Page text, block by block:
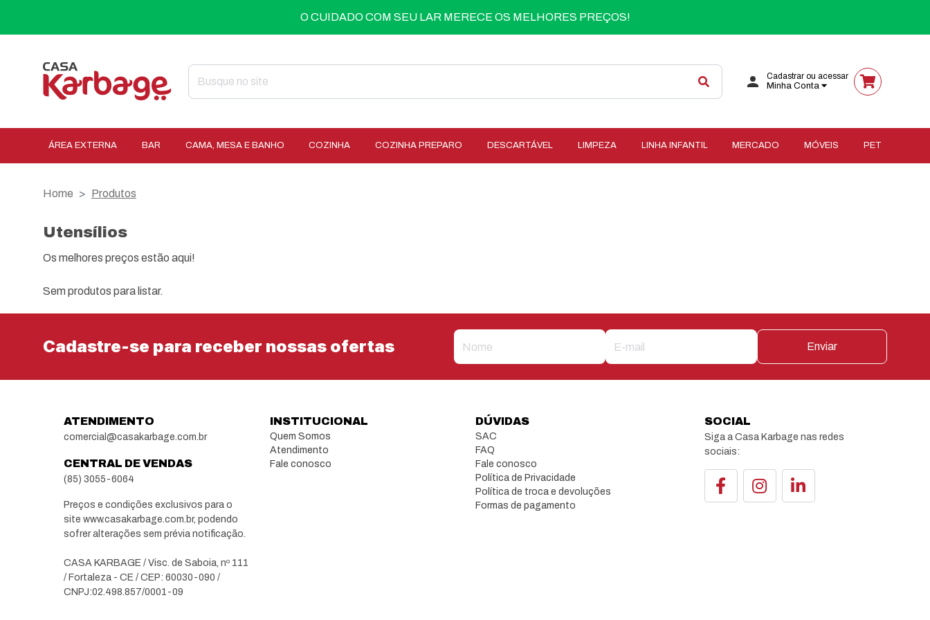
O CUIDADO COM SEU LAR MERECE OS MELHORES PREÇOS!
Cadastrar ou acessar
Minha Conta
ÁREA EXTERNA BAR CAMA, MESA E BANHO COZINHA COZINHA PREPARO DESCARTÁVEL LIMPEZA LINHA INFANTIL MERCADO MÓVEIS PET
Home Produtos
Utensílios
Os melhores preços estão aqui!
Sem produtos para listar.
Cadastre-se para receber nossas ofertas Enviar
ATENDIMENTO
comercial@casakarbage.com.br
CENTRAL DE VENDAS
(85) 3055-6064
Preços e condições exclusivos para o
site www.casakarbage.com.br, podendo
sofrer alterações sem prévia notificação.
CASA KARBAGE / Visc. de Saboia, nº 111
/ Fortaleza - CE / CEP: 60030-090 /
CNPJ:02.498.857/0001-09
INSTITUCIONAL
Quem Somos
Atendimento
Fale conosco
DÚVIDAS
SAC
FAQ
Fale conosco
Política de Privacidade
Política de troca e devoluções
Formas de pagamento
SOCIAL
Siga a Casa Karbage nas redes
sociais: